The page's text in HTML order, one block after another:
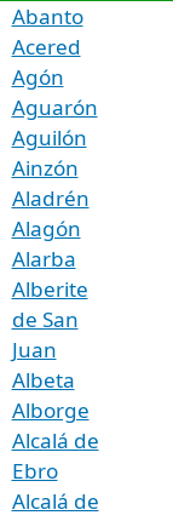
Abanto
Acered
Agón
Aguarón
Aguilón
Ainzón
Aladrén
Alagón
Alarba
Alberite
de San
Juan
Albeta
Alborge
Alcalá de
Ebro
Alcalá de